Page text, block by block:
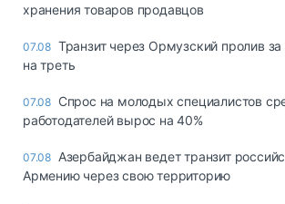
хранения товаров продавцов
07.08 Транзит через Ормузский пролив
на треть
07.08 Спрос на молодых специалистов
работодателей вырос на 40%
07.08 Азербайджан ведет транзит
Армению через свою территорию